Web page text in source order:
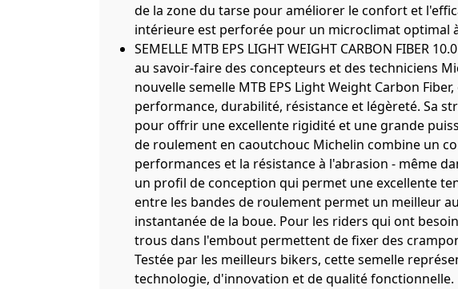
de la zone du tarse pour améliorer le confort et
intérieure est perforée pour un microclimat optimal
SEMELLE MTB EPS LIGHT WEIGHT CARBON FIBER
au savoir-faire des concepteurs et des techniciens
nouvelle semelle MTB EPS Light Weight Carbon
performance, durabilité, résistance et légèreté. Sa
pour offrir une excellente rigidité et une grande
de roulement en caoutchouc Michelin combine un
performances et la résistance à l'abrasion - même
un profil de conception qui permet une excellente
entre les bandes de roulement permet un meilleur
instantanée de la boue. Pour les riders qui ont
trous dans l'embout permettent de fixer des
Testée par les meilleurs bikers, cette semelle
technologie, d'innovation et de qualité fonctionnelle.